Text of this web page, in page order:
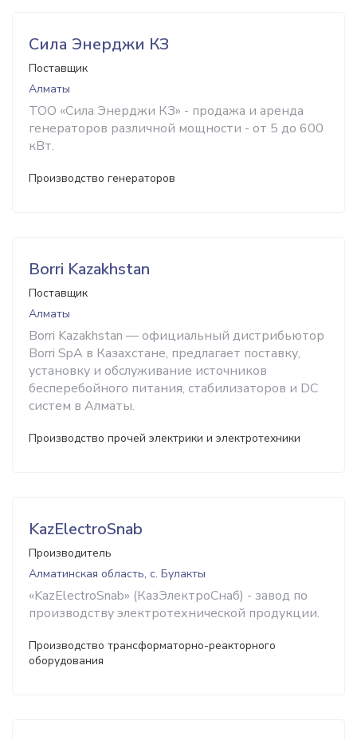
Сила Энерджи КЗ
Поставщик
Алматы
ТОО «Сила Энерджи КЗ» - продажа и аренда
генераторов различной мощности - от 5 до 600
кВт.
Производство генераторов
Borri Kazakhstan
Поставщик
Алматы
Borri Kazakhstan — официальный дистрибьютор
Borri SpA в Казахстане, предлагает поставку,
установку и обслуживание источников
бесперебойного питания, стабилизаторов и DC
систем в Алматы.
Производство прочей электрики и электротехники
KazElectroSnab
Производитель
Алматинская область, с. Булакты
«KazElectroSnab» (КазЭлектроСнаб) - завод по
производству электротехнической продукции.
Производство трансформаторно-реакторного
оборудования